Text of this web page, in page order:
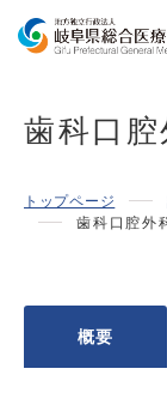
歯科口腔
トップページ
歯科口腔外
概要